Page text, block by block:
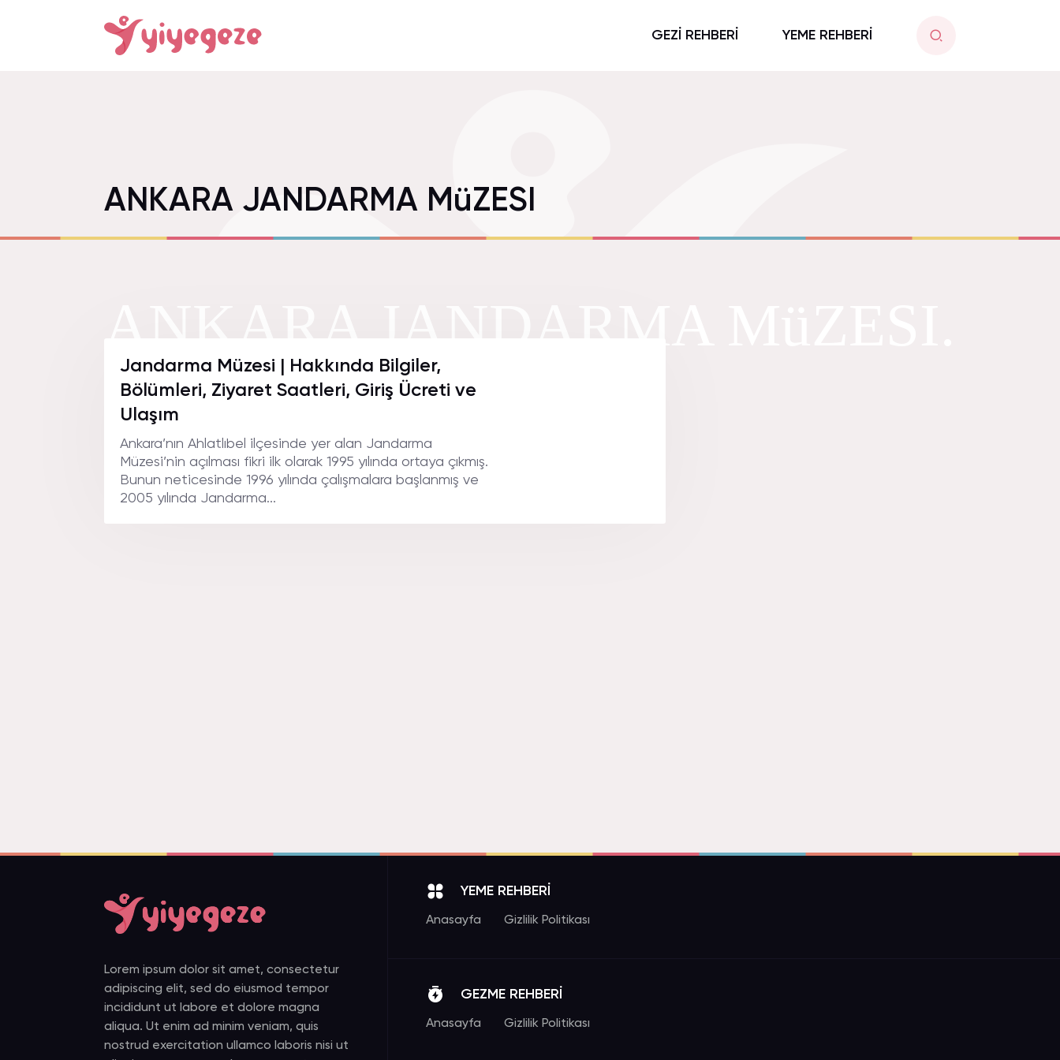
GEZİ REHBERİ YEME REHBERİ
ANKARA JANDARMA MüZESI
Jandarma Müzesi | Hakkında Bilgiler,
Bölümleri, Ziyaret Saatleri, Giriş Ücreti ve
Ulaşım
Ankara’nın Ahlatlıbel ilçesinde yer alan Jandarma
Müzesi’nin açılması fikri ilk olarak 1995 yılında ortaya çıkmış.
Bunun neticesinde 1996 yılında çalışmalara başlanmış ve
2005 yılında Jandarma...
Lorem ipsum dolor sit amet, consectetur
adipiscing elit, sed do eiusmod tempor
incididunt ut labore et dolore magna
aliqua. Ut enim ad minim veniam, quis
nostrud exercitation ullamco laboris nisi ut
YEME REHBERİ
Anasayfa Gizlilik Politikası
GEZME REHBERİ
Anasayfa Gizlilik Politikası